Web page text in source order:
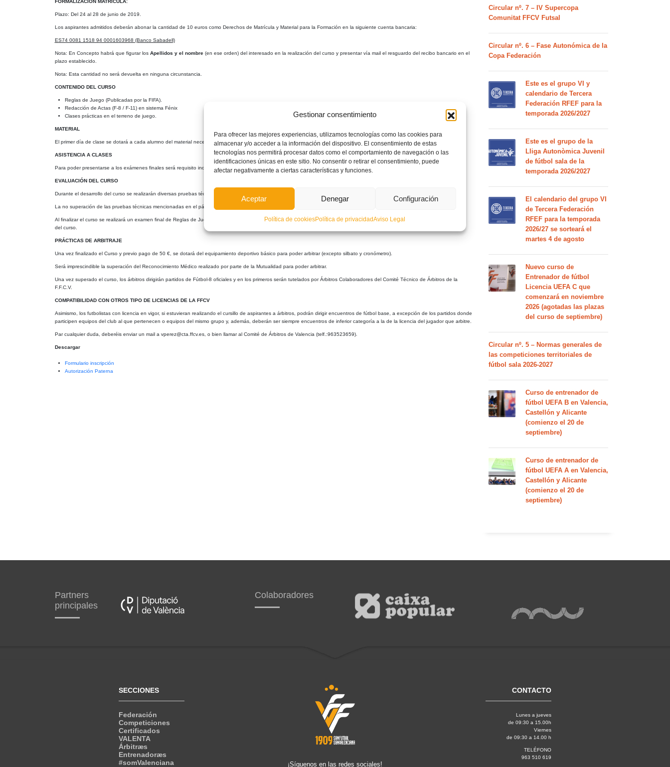
Gestionar consentimiento
Para ofrecer las mejores experiencias, utilizamos tecnologías como las cookies para
almacenar y/o acceder a la información del dispositivo. El consentimiento de estas
tecnologías nos permitirá procesar datos como el comportamiento de navegación o las
identificaciones únicas en este sitio. No consentir o retirar el consentimiento, puede
afectar negativamente a ciertas características y funciones.
Aceptar Denegar Configuración
Política de cookiesPolítica de privacidadAviso Legal
FORMALIZACIÓN MATRÍCULA:
Plazo: Del 24 al 28 de junio de 2019.
Los aspirantes admitidos deberán abonar la cantidad de 10 euros como Derechos de Matrícula y Material para la Formación en la siguiente cuenta bancaria:
ES74 0081 1518 94 0001603968 (Banco Sabadell)
Nota: En Concepto habrá que figurar los Apellidos y el nombre(en ese orden) del interesado en la realización del curso y presentar vía mail el resguardo del recibo bancario en el
plazo establecido.
Nota: Esta cantidad no será devuelta en ninguna circunstancia.
CONTENIDO DEL CURSO
Reglas de Juego (Publicadas por la FIFA).
Redacción de Actas (F-8 / F-11) en sistema Fénix
Clases prácticas en el terreno de juego.
MATERIAL
El primer día de clase se dotará a cada alumno del material necesario para el desarrollo del Curso.
ASISTENCIA A CLASES
Para poder presentarse a los exámenes finales será requisito indispensable la asistencia al 75% de las clases de las que se compone el Curso.
EVALUACIÓN DEL CURSO
Durante el desarrollo del curso se realizarán diversas pruebas técnicas para valorar los conocimientos adquiridos.
La no superación de las pruebas técnicas mencionadas en el párrafo anterior supondrá la baja definitiva del curso.
Al finalizar el curso se realizará un examen final de Reglas de Juego y de Redacción de Actas, siendo requisito indispensable la superación de ambos para conseguir el aprobado
del curso.
PRÁCTICAS DE ARBITRAJE
Una vez finalizado el Curso y previo pago de 50 €, se dotará del equipamiento deportivo básico para poder arbitrar (excepto silbato y cronómetro).
Será imprescindible la superación del Reconocimiento Médico realizado por parte de la Mutualidad para poder arbitrar.
Una vez superado el curso, los árbitros dirigirán partidos de Fútbol-8 oficiales y en los primeros serán tutelados por Árbitros Colaboradores del Comité Técnico de Árbitros de la
F.F.C.V.
COMPATIBILIDAD CON OTROS TIPO DE LICENCIAS DE LA FFCV
Asimismo, los futbolistas con licencia en vigor, si estuvieran realizando el cursillo de aspirantes a árbitros, podrán dirigir encuentros de fútbol base, a excepción de los partidos donde
participen equipos del club al que pertenecen o equipos del mismo grupo y, además, deberán ser siempre encuentros de inferior categoría a la de la licencia del jugador que arbitre.
Par cualquier duda, deberéis enviar un mail a vperez@cta.ffcv.es, o bien llamar al Comité de Árbitros de Valencia (telf.:963523659).
Descargar
Formulario inscripción
Autorización Paterna
Circular nº. 7 – IV Supercopa
Comunitat FFCV Futsal
Circular nº. 6 – Fase Autonómica de la
Copa Federación
Este es el grupo VI y
calendario de Tercera
Federación RFEF para la
temporada 2026/2027
Este es el grupo de la
Lliga Autonòmica Juvenil
de fútbol sala de la
temporada 2026/2027
El calendario del grupo VI
de Tercera Federación
RFEF para la temporada
2026/27 se sorteará el
martes 4 de agosto
Nuevo curso de
Entrenador de fútbol
Licencia UEFA C que
comenzará en noviembre
2026 (agotadas las plazas
del curso de septiembre)
Circular nº. 5 – Normas generales de
las competiciones territoriales de
fútbol sala 2026-2027
Curso de entrenador de
fútbol UEFA B en Valencia,
Castellón y Alicante
(comienzo el 20 de
septiembre)
Curso de entrenador de
fútbol UEFA A en Valencia,
Castellón y Alicante
(comienzo el 20 de
septiembre)
Partners
principales
Colaboradores
SECCIONES
Federación
Competiciones
Certificados
VALENTA
Árbitræs
Entrenadoræs
#somValenciana
¡Síguenos en las redes sociales!
CONTACTO
Lunes a jueves
de 09:30 a 15.00h
Viernes
de 09:30 a 14.00 h
TELÉFONO
963 510 619